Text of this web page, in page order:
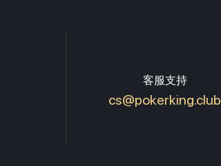
客服支持
cs@pokerking.club